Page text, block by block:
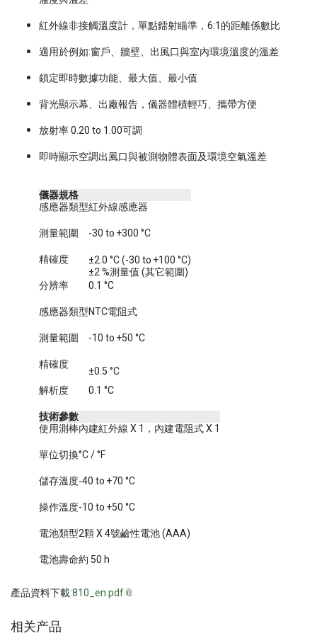
紅外線非接觸溫度計，單點鐳射瞄準，6:1的距離係數比
適用於例如:窗戶、牆壁、出風口與室內環境溫度的溫差
鎖定即時數據功能、最大值、最小值
背光顯示幕、出廠報告，儀器體積輕巧、攜帶方便
放射率 0.20 to 1.00可調
即時顯示空調出風口與被測物體表面及環境空氣溫差
儀器規格
感應器類型紅外線感應器
測量範圍
-30 to +300 °C
精確度
±2.0 °C (-30 to +100 °C)
±2 %測量值 (其它範圍)
分辨率
0.1 °C
感應器類型NTC電阻式
測量範圍
-10 to +50 °C
精確度
±0.5 °C
解析度
0.1 °C
技術參數
使用測棒內建紅外線 X 1，內建電阻式 X 1
單位切換°C / °F
儲存溫度-40 to +70 °C
操作溫度-10 to +50 °C
電池類型2顆 X 4號鹼性電池 (AAA)
電池壽命約 50 h
產品資料下載:810_en.pdf
相关产品